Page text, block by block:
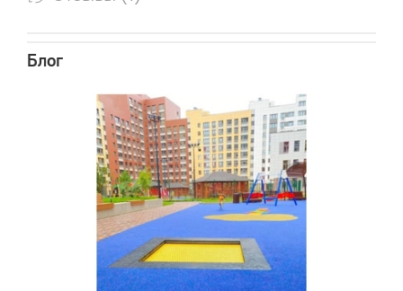
слой песка или утрамбованного щебня, затем погрузить
всю конструкцию и уплотнить землю вокруг.
Блог